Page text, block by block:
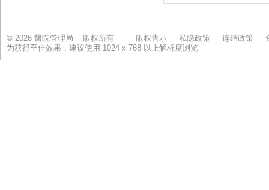
© 2026 醫院管理局 版权所有 版权告示 私隐政策 连结政策
为获得至佳效果，建议使用 1024 x 768 以上解析度浏览